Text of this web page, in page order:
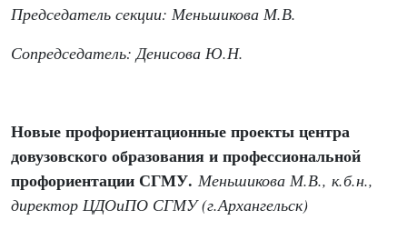
Председатель секции: Меньшикова М.В.
Сопредседатель: Денисова Ю.Н.
Новые профориентационные проекты центра
довузовского образования и профессиональной
профориентации СГМУ. Меньшикова М.В., к.б.н.,
директор ЦДОиПО СГМУ (г.Архангельск)